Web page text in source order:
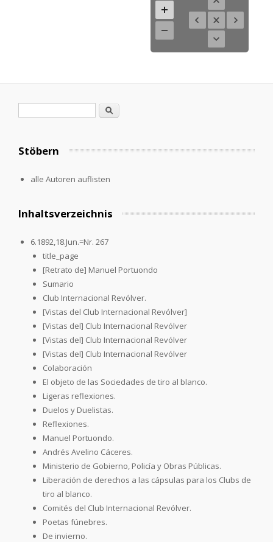
Suche
Stöbern
alle Autoren auflisten
Inhaltsverzeichnis
6.1892,18.Jun.=Nr. 267
title_page
[Retrato de] Manuel Portuondo
Sumario
Club Internacional Revólver.
[Vistas del Club Internacional Revólver]
[Vistas del] Club Internacional Revólver
[Vistas del] Club Internacional Revólver
[Vistas del] Club Internacional Revólver
Colaboración
El objeto de las Sociedades de tiro al blanco.
Ligeras reflexiones.
Duelos y Duelistas.
Reflexiones.
Manuel Portuondo.
Andrés Avelino Cáceres.
Ministerio de Gobierno, Policía y Obras Públicas.
Liberación de derechos a las cápsulas para los Clubs de
tiro al blanco.
Comités del Club Internacional Revólver.
Poetas fúnebres.
De invierno.